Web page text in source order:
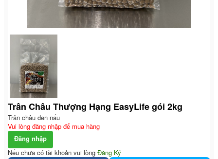
Trân Châu Thượng Hạng EasyLife gói 2kg
Trân châu đen nấu
Vui lòng đăng nhập để mua hàng
Đăng nhập
Nếu chưa có tài khoản vui lòng Đăng Ký